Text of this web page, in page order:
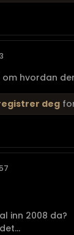
hvordan
deg
inn 2008 da?